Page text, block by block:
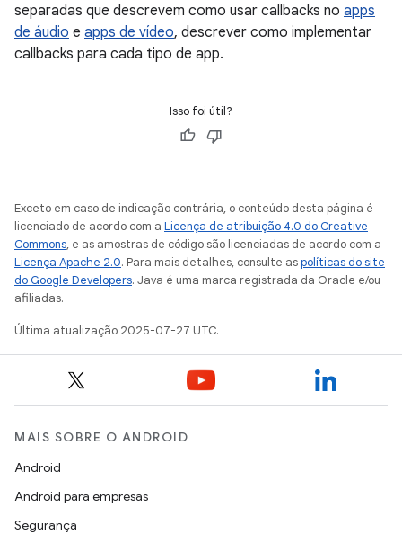
separadas que descrevem como usar callbacks no apps
de áudio e apps de vídeo, descrever como implementar
callbacks para cada tipo de app.
Isso foi útil?
Exceto em caso de indicação contrária, o conteúdo desta página é
licenciado de acordo com a Licença de atribuição 4.0 do Creative
Commons, e as amostras de código são licenciadas de acordo com a
Licença Apache 2.0. Para mais detalhes, consulte aspolíticas do site
do Google Developers. Java é uma marca registrada da Oracle e/ou
afiliadas.
Última atualização 2025-07-27 UTC.
MAIS SOBRE O ANDROID
Android
Android para empresas
Segurança